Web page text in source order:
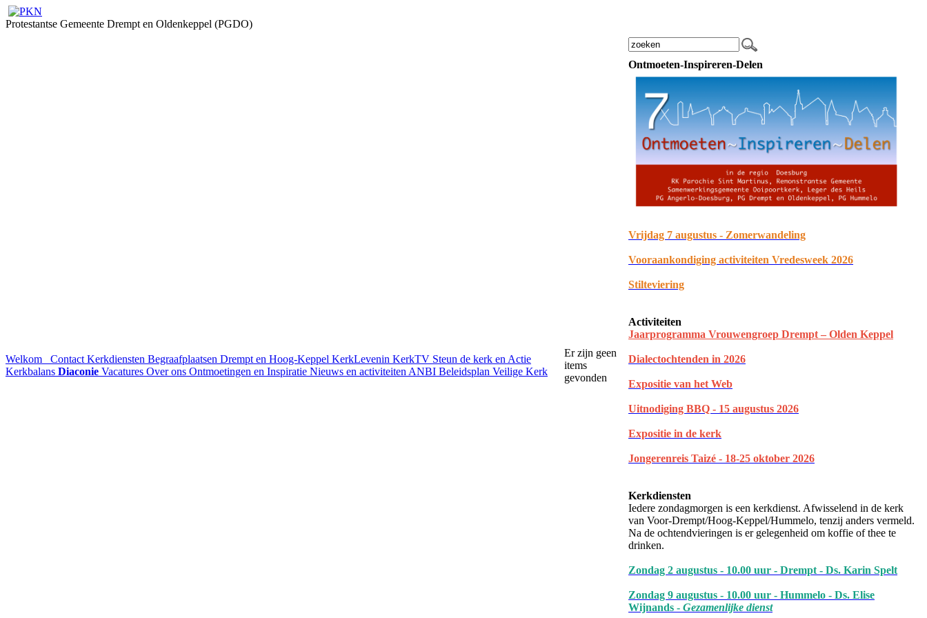
Protestantse Gemeente Drempt en Oldenkeppel (PGDO)
Welkom Contact Kerkdiensten Begraafplaatsen Drempt en Hoog-Keppel KerkLevenin KerkTV Steun de kerk en Actie
Kerkbalans Diaconie Vacatures Over ons Ontmoetingen en Inspiratie Nieuws en activiteiten ANBI Beleidsplan Veilige Kerk
Er zijn geen
items
gevonden
Ontmoeten-Inspireren-Delen
Vrijdag 7 augustus - Zomerwandeling
Vooraankondiging activiteiten Vredesweek 2026
Stilteviering
Activiteiten
Jaarprogramma Vrouwengroep Drempt – Olden Keppel
Dialectochtenden in 2026
Expositie van het Web
Uitnodiging BBQ - 15 augustus 2026
Expositie in de kerk
Jongerenreis Taizé - 18-25 oktober 2026
Kerkdiensten
Iedere zondagmorgen is een kerkdienst. Afwisselend in de kerk
van Voor-Drempt/Hoog-Keppel/Hummelo, tenzij anders vermeld.
Na de ochtendvieringen is er gelegenheid om koffie of thee te
drinken.
Zondag 2 augustus - 10.00 uur - Drempt - Ds. Karin Spelt
Zondag 9 augustus - 10.00 uur - Hummelo - Ds. Elise
Wijnands - Gezamenlijke dienst